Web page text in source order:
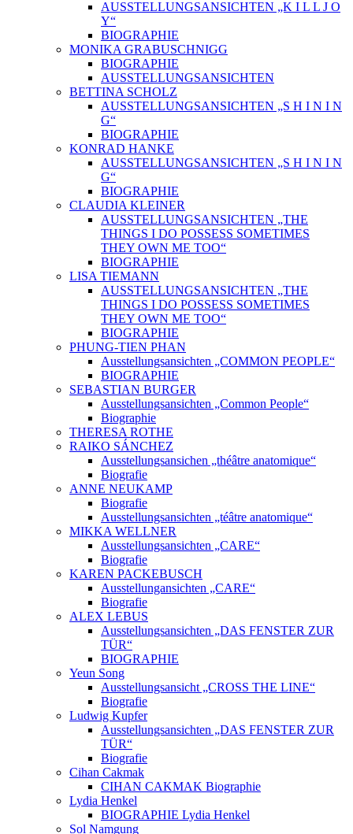
AUSSTELLUNGSANSICHTEN „K I L L J O
Y“
BIOGRAPHIE
MONIKA GRABUSCHNIGG
BIOGRAPHIE
AUSSTELLUNGSANSICHTEN
BETTINA SCHOLZ
AUSSTELLUNGSANSICHTEN „S H I N I N
G“
BIOGRAPHIE
KONRAD HANKE
AUSSTELLUNGSANSICHTEN „S H I N I N
G“
BIOGRAPHIE
CLAUDIA KLEINER
AUSSTELLUNGSANSICHTEN „THE
THINGS I DO POSSESS SOMETIMES
THEY OWN ME TOO“
BIOGRAPHIE
LISA TIEMANN
AUSSTELLUNGSANSICHTEN „THE
THINGS I DO POSSESS SOMETIMES
THEY OWN ME TOO“
BIOGRAPHIE
PHUNG-TIEN PHAN
Ausstellungsansichten „COMMON PEOPLE“
BIOGRAPHIE
SEBASTIAN BURGER
Ausstellungsansichten „Common People“
Biographie
THERESA ROTHE
RAIKO SÁNCHEZ
Ausstellungsansichen „théâtre anatomique“
Biografie
ANNE NEUKAMP
Biografie
Ausstellungsansichten „téâtre anatomique“
MIKKA WELLNER
Ausstellungsansichten „CARE“
Biografie
KAREN PACKEBUSCH
Ausstellungansichten „CARE“
Biografie
ALEX LEBUS
Ausstellungsansichten „DAS FENSTER ZUR
TÜR“
BIOGRAPHIE
Yeun Song
Ausstellungsansicht „CROSS THE LINE“
Biografie
Ludwig Kupfer
Ausstellungsansichten „DAS FENSTER ZUR
TÜR“
Biografie
Cihan Cakmak
CIHAN CAKMAK Biographie
Lydia Henkel
BIOGRAPHIE Lydia Henkel
Sol Namgung